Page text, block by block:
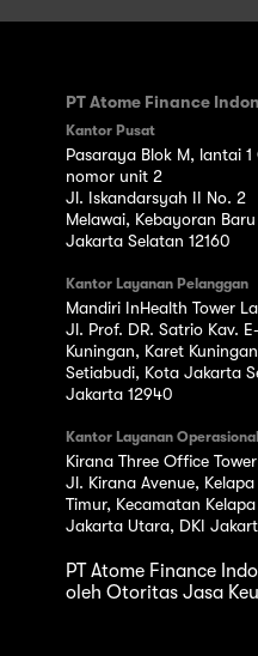
PT Atome Finance
Kantor Pusat
Pasaraya Blok M, lantai 1
nomor unit 2
Jl. Iskandarsyah II No. 2
Melawai, Kebayoran Baru
Jakarta Selatan 12160
Kantor Layanan Pelanggan
Mandiri InHealth Tower
Jl. Prof. DR. Satrio Kav.
Kuningan, Karet
Setiabudi, Kota Jakarta
Jakarta 12940
Kantor Layanan Operasional
Kirana Three Office
Jl. Kirana Avenue,
Timur, Kecamatan
Jakarta Utara, DKI
PT Atome Finance
oleh Otoritas Jasa